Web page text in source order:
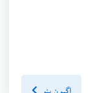
اڳيون پنو